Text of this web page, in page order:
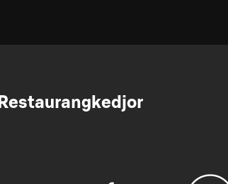
Restaurangkedjor